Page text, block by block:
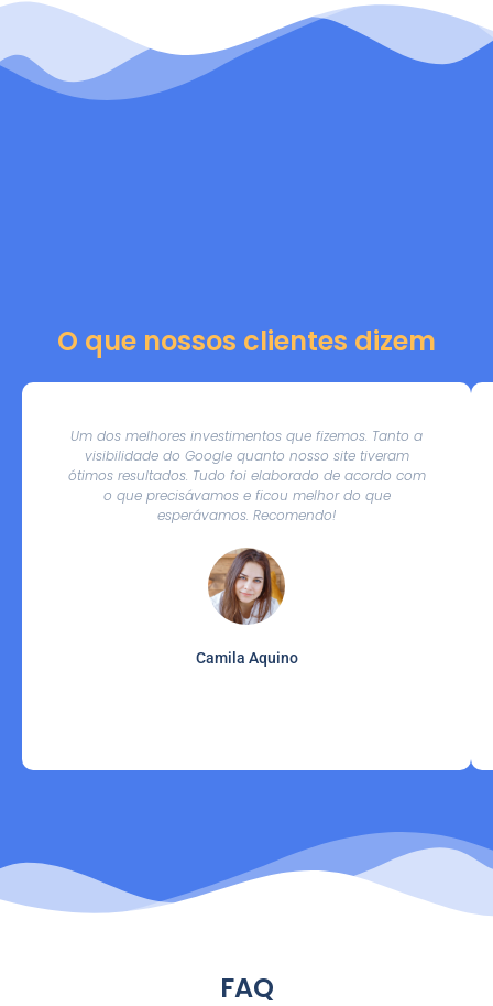
O que nossos clientes dizem
Um dos melhores investimentos que fizemos. Tanto a
visibilidade do Google quanto nosso site tiveram
ótimos resultados. Tudo foi elaborado de acordo com
o que precisávamos e ficou melhor do que
esperávamos. Recomendo!
Camila Aquino
FAQ